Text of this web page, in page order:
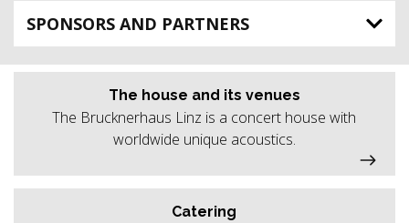
SPONSORS AND PARTNERS
The house and its venues
The Brucknerhaus Linz is a concert house with
worldwide unique acoustics.
Catering